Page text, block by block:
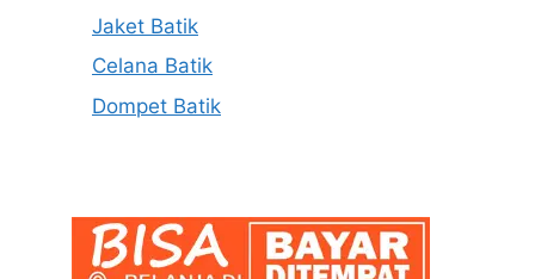
Jaket Batik
Celana Batik
Dompet Batik